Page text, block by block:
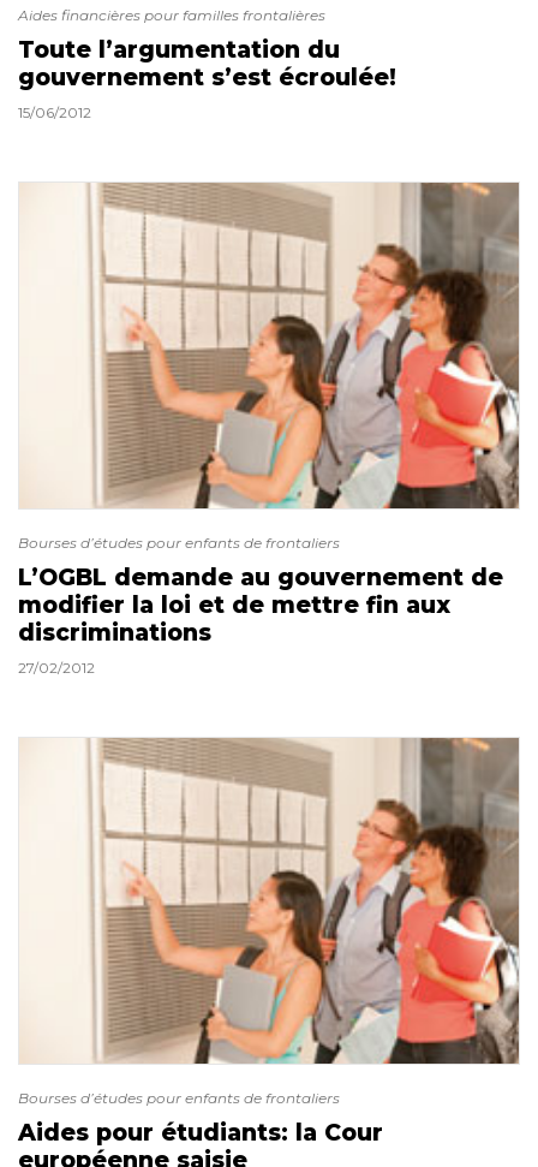
Aides financières pour familles frontalières
Toute l’argumentation du
gouvernement s’est écroulée!
15/06/2012
Bourses d’études pour enfants de frontaliers
L’OGBL demande au gouvernement de
modifier la loi et de mettre fin aux
discriminations
27/02/2012
Bourses d’études pour enfants de frontaliers
Aides pour étudiants: la Cour
européenne saisie